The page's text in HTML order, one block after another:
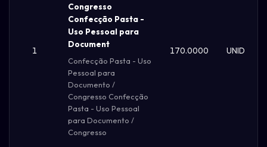
1
Congresso
Confecção Pasta -
Uso Pessoal para
Document
Confecção Pasta - Uso
Pessoal para
Documento /
Congresso Confecção
Pasta - Uso Pessoal
para Documento /
Congresso
170.0000 UNIDADE